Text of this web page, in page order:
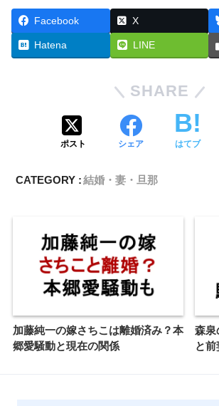
Facebook X
Hatena LINE
SHARE
ポスト シェア はてブ
CATEGORY :結婚・妻・旦那
加藤純一の嫁さちこは離婚済み？本
郷愛騒動と現在の関係
森泉
と